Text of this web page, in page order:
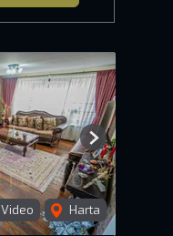
Video Harta
Next